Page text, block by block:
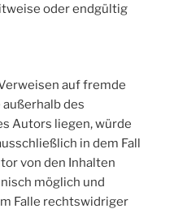
oder endgültig
auf fremde
außerhalb des
Autors liegen, würde
in dem Fall
von den Inhalten
möglich und
Falle rechtswidriger